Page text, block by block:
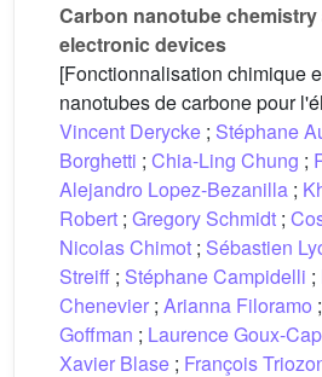
Carbon nanotube
electronic devices
[Fonctionnalisation chimique
nanotubes de carbone pour
Vincent Derycke ; Stéphane
Borghetti ; Chia-Ling Chung ;
Alejandro Lopez-Bezanilla ;
Robert ; Gregory Schmidt ;
Nicolas Chimot ; Sébastien
Streiff ; Stéphane Campidelli ;
Chenevier ; Arianna Filoramo ;
Goffman ; Laurence Goux-
Xavier Blase ; François